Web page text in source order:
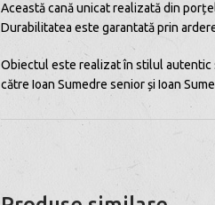
Această cană unicat realizată din
Durabilitatea este garantată prin
Obiectul este realizat în stilul autentic
către Ioan Sumedre senior și Ioan